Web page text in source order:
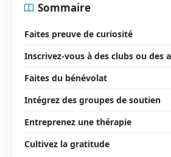
Sommaire
Faites preuve de curiosité
Inscrivez-vous à des clubs ou des
Faites du bénévolat
Intégrez des groupes de soutien
Entreprenez une thérapie
Cultivez la gratitude